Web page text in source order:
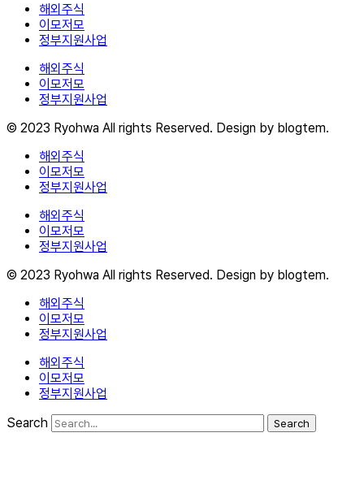
해외주식
이모저모
정부지원사업
해외주식
이모저모
정부지원사업
© 2023 Ryohwa All rights Reserved. Design by blogtem.
해외주식
이모저모
정부지원사업
해외주식
이모저모
정부지원사업
© 2023 Ryohwa All rights Reserved. Design by blogtem.
해외주식
이모저모
정부지원사업
해외주식
이모저모
정부지원사업
Search
Search